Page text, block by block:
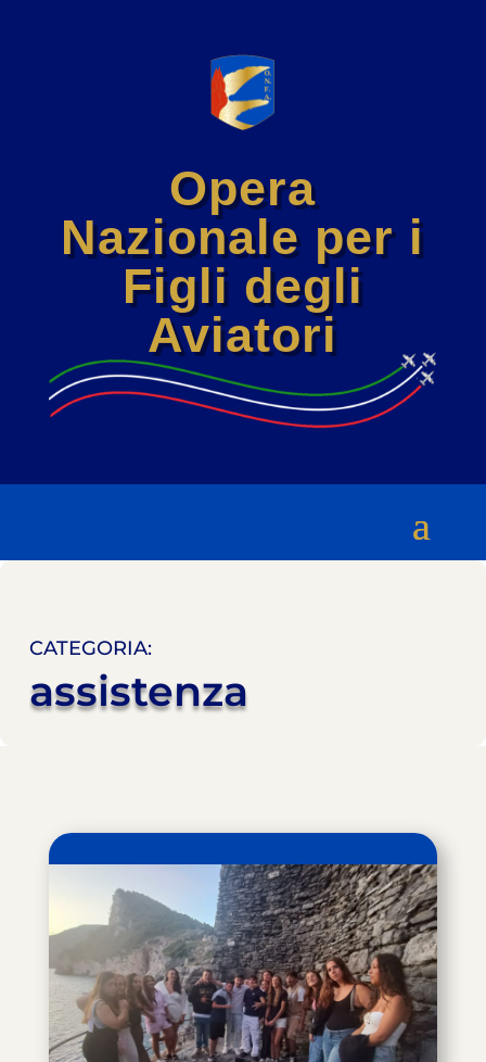
Opera
Nazionale per i
Figli degli
Aviatori
CATEGORIA:
assistenza